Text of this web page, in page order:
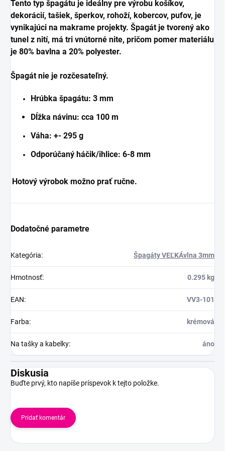
Tento typ špagátu je ideálny pre výrobu košíkov,
dekorácií, tašiek, šperkov, rohoží, kobercov, pufov, je
vynikajúci na makrame projekty. Špagát je tvorený ako
tunel z nití, má tri vnútorné nite, pričom pomer materiálu
je 80% bavlna a 20% polyester.
Špagát nie je rozčesateľný.
Hrúbka špagátu: 3 mm
Dĺžka návinu: cca 100 m
Váha: +- 295 g
Odporúčaný háčik/ihlice: 6-8 mm
Hotový výrobok možno prať ručne.
Dodatočné parametre
Kategória: Špagáty VEĽKÁvlna 3mm
Hmotnosť: 0.295 kg
EAN: VV3-101
Farba: krémová
Na tašky a kabelky: áno
Diskusia
Buďte prvý, kto napíše príspevok k tejto položke.
Pridať komentár